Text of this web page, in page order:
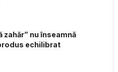
zahăr” nu înseamnă
echilibrat